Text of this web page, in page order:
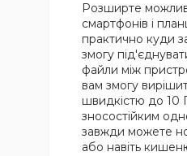
Розширте
смартфонів і
практично куди
змогу
файли між
вам змогу
швидкістю до 10
зносостійким
завжди можете
або навіть